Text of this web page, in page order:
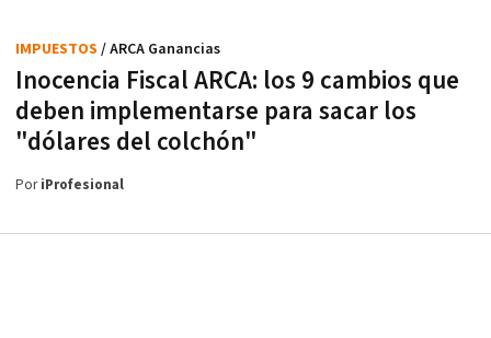
Inocencia Fiscal ARCA: los 9 cambios que
deben implementarse para sacar los
"dólares del colchón"
IMPUESTOS / ARCA Ganancias
PoriProfesional